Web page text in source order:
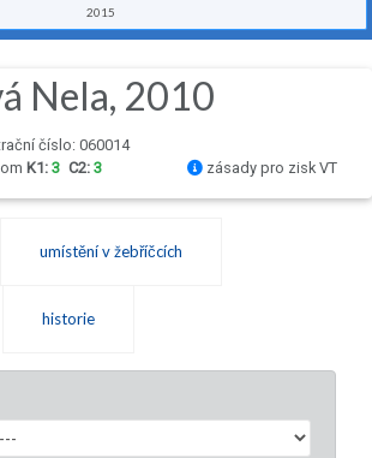
2015
Nela, 2010
číslo: 060014
K1: 3 C2: 3 zásady pro zisk VT
umístění v žebříčcích
historie